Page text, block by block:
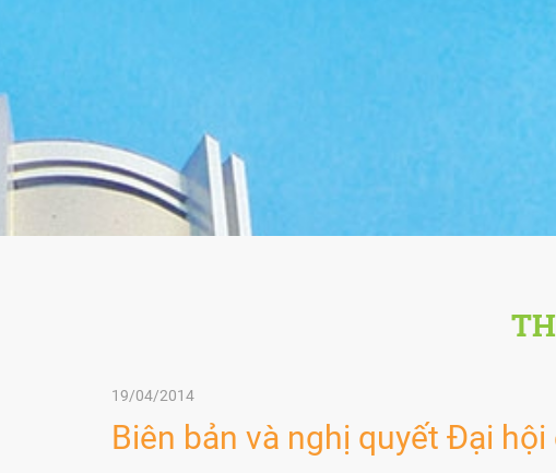
19/04/2014
Biên bản và nghị quyết Đại